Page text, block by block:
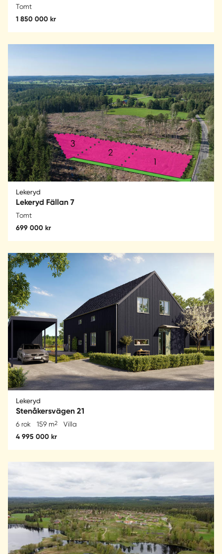
Tomt
1 850 000 kr
Lekeryd
Lekeryd Fällan 7
Tomt
699 000 kr
Lekeryd
Stenåkersvägen 21
6 rok 159 m2 Villa
4 995 000 kr